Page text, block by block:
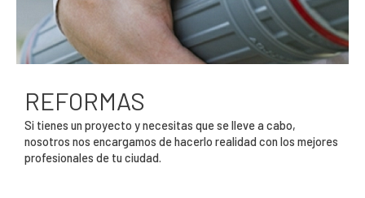
REFORMAS
Si tienes un proyecto y necesitas que se lleve a cabo,
nosotros nos encargamos de hacerlo realidad con los mejores
profesionales de tu ciudad.